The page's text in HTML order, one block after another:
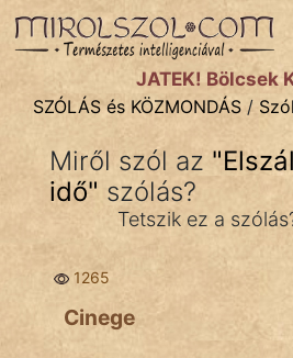
SZÓLÁS ÉS KÖZMONDÁS
Bibliai
Közmondások
Szállóigék
Szóláscsoportok
JÁTÉK! Bölcsek
SZÓLÁS és KÖZMONDÁS /
Miről szól az "
idő" szólás?
Tetszik ez a
1265
Cinege